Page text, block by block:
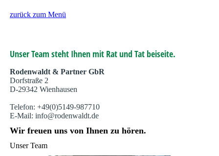
zurück zum Menü
Unser Team steht Ihnen mit Rat und Tat beiseite.
Rodenwaldt & Partner GbR
Dorfstraße 2
D-29342 Wienhausen
Telefon: +49(0)5149-987710
E-Mail: info@rodenwaldt.de
Wir freuen uns von Ihnen zu hören.
Unser Team